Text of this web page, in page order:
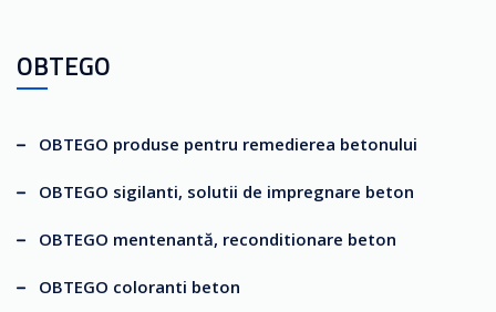
OBTEGO
OBTEGO produse pentru remedierea betonului
OBTEGO sigilanti, solutii de impregnare beton
OBTEGO mentenantă, reconditionare beton
OBTEGO coloranti beton